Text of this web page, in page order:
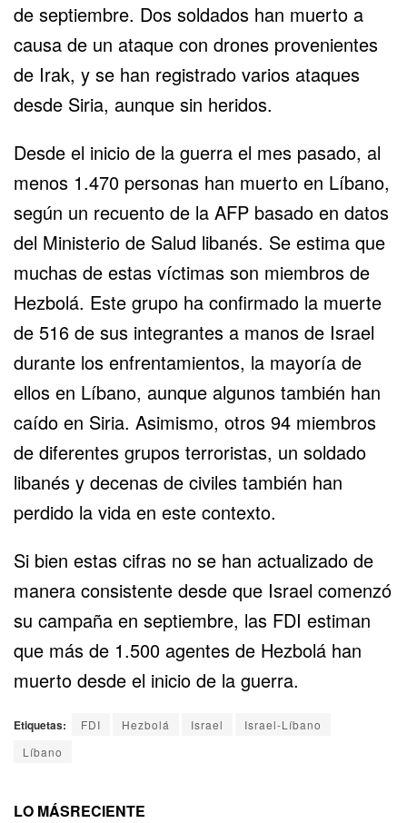
de septiembre. Dos soldados han muerto a
causa de un ataque con drones provenientes
de Irak, y se han registrado varios ataques
desde Siria, aunque sin heridos.
Desde el inicio de la guerra el mes pasado, al
menos 1.470 personas han muerto en Líbano,
según un recuento de la AFP basado en datos
del Ministerio de Salud libanés. Se estima que
muchas de estas víctimas son miembros de
Hezbolá. Este grupo ha confirmado la muerte
de 516 de sus integrantes a manos de Israel
durante los enfrentamientos, la mayoría de
ellos en Líbano, aunque algunos también han
caído en Siria. Asimismo, otros 94 miembros
de diferentes grupos terroristas, un soldado
libanés y decenas de civiles también han
perdido la vida en este contexto.
Si bien estas cifras no se han actualizado de
manera consistente desde que Israel comenzó
su campaña en septiembre, las FDI estiman
que más de 1.500 agentes de Hezbolá han
muerto desde el inicio de la guerra.
Etiquetas: FDI Hezbolá Israel
Israel-Líbano
Líbano
LO MÁSRECIENTE